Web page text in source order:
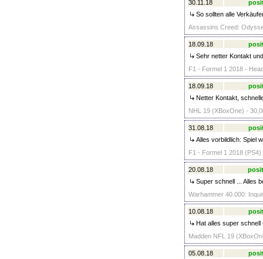
30.11.18
So sollten alle
Assassins Creed:
18.09.18
Sehr netter Kontakt
F1 - Formel 1 2018 -
18.09.18
Netter Kontakt,
NHL 19 (XBoxOne) -
31.08.18
Alles vorbildlich: Spiel
F1 - Formel 1 2018 (PS4)
20.08.18
Super schnell ... Alles
Warhammer 40.000:
10.08.18
Hat alles super schnell
Madden NFL 19
05.08.18